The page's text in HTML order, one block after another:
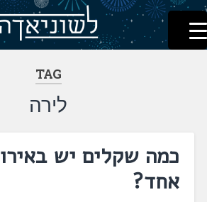
דלג
לתוכן
לשוניאדה
עברית. לשון. שפה
TAG
לירה
כמה שקלים יש באירו
אחד?